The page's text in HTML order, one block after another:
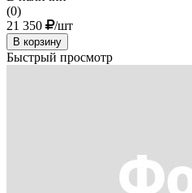
(0)
21 350
/шт
В корзину
Быстрый просмотр